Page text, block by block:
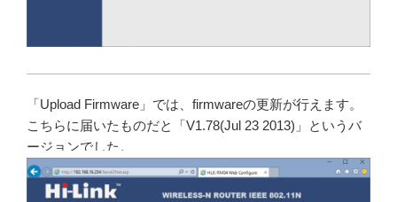
「Upload Firmware」では、firmwareの更新が行えます。
こちらに届いたものだと「V1.78(Jul 23 2013)」というバ
ージョンでした。